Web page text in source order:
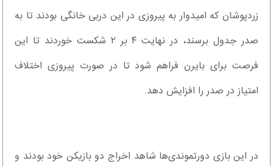
زردپوشان که امیدوار به پیروزی در این دربی خانگی بودند تا به
صدر جدول برسند، در نهایت ۴ بر ۲ شکست خوردند تا این
فرصت برای بایرن فراهم شود تا در صورت پیروزی اختلاف
امتیاز در صدر را افزایش دهد.
در این بازی دورتموندی‌ها شاهد اخراج دو بازیکن خود بودند و